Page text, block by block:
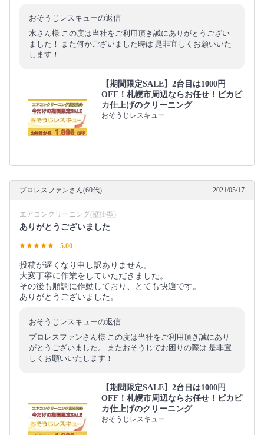
おそうじレスキューの返信
水さん様 この度は当社をご利用頂き誠にありがとうござい
ました！ また何かございました時は 是非宜しくお願いいた
します！
【期間限定SALE】2台目は1000円
OFF！札幌市周辺ならお任せ！ピカピ
カ仕上げのクリーニング
おそうじレスキュー
プロレスファンさん(60代) 2021/05/17
エアコンクリーニング(壁掛型)
ありがとうございました
5.00
投稿が遅くなり申し訳ありません。
大変丁寧に作業をしていただきました。
その後も順調に作動しており、とても快適です。
ありがとうございました。
おそうじレスキューの返信
プロレスファンさん様 この度は当社をご利用頂き誠にあり
がとうございました。 またおそうじでお困りの際は 是非宜
しくお願いいたします！
【期間限定SALE】2台目は1000円
OFF！札幌市周辺ならお任せ！ピカピ
カ仕上げのクリーニング
おそうじレスキュー